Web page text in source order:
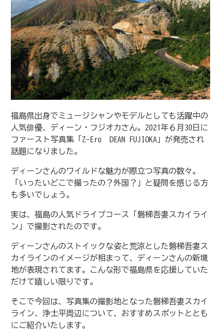
福島県出身でミュージシャンやモデルとしても活躍中の
人気俳優、ディーン・フジオカさん。2021年６月30日に
ファースト写真集「Z-Ero DEAN FUJIOKA」が発売され
話題になりました。
ディーンさんのワイルドな魅力が際立つ写真の数々。
「いったいどこで撮ったの？外国？」と疑問を感じる方
も多いでしょう。
実は、福島の人気ドライブコース「磐梯吾妻スカイライ
ン」で撮影されたのです。
ディーンさんのストイックな姿と荒涼とした磐梯吾妻ス
カイラインのイメージが相まって、ディーンさんの新境
地が表現されてます。こんな形で福島県を応援していた
だけて嬉しい限りです。
そこで今回は、写真集の撮影地となった磐梯吾妻スカイ
ライン、浄土平周辺について、おすすめスポットととも
にご紹介いたします。